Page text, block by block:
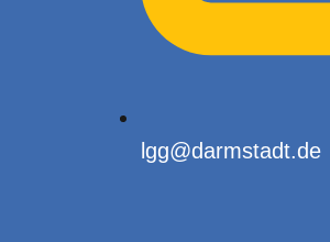
lgg@darmstadt.de